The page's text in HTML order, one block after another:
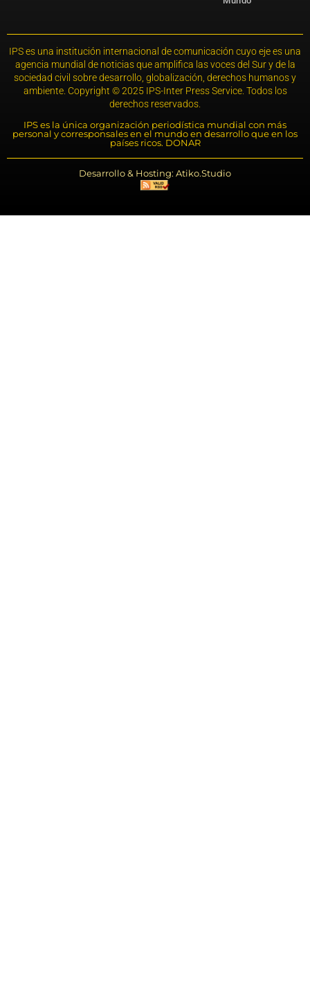
IPS es una institución internacional de comunicación cuyo eje es una
agencia mundial de noticias que amplifica las voces del Sur y de la
sociedad civil sobre desarrollo, globalización, derechos humanos y
ambiente. Copyright © 2025 IPS-Inter Press Service. Todos los
derechos reservados.
IPS es la única organización periodística mundial con más
personal y corresponsales en el mundo en desarrollo que en los
países ricos. DONAR
Desarrollo & Hosting: Atiko.Studio